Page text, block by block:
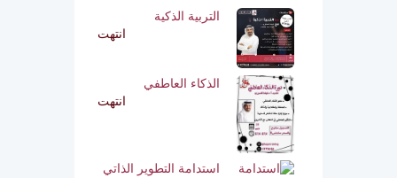
التربية الذكية
انتهت
الذكاء العاطفي
انتهت
استدامة التطوير الذاتي